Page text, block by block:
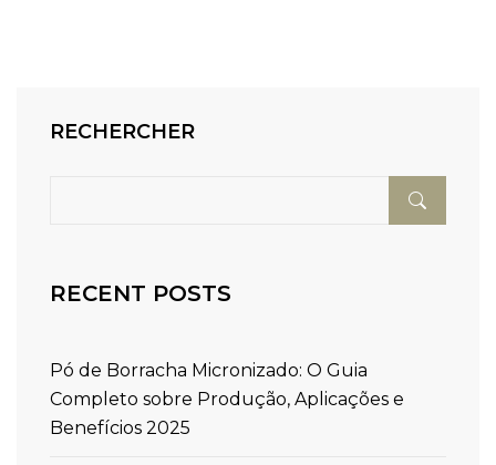
RECHERCHER
RECENT POSTS
Pó de Borracha Micronizado: O Guia
Completo sobre Produção, Aplicações e
Benefícios 2025